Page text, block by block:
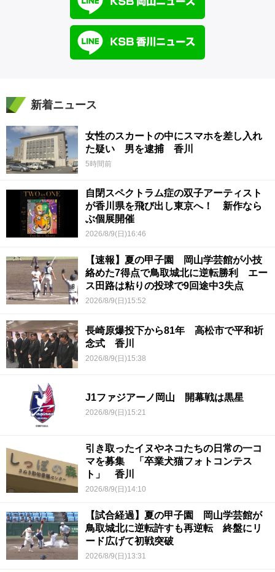
新着ニュース
女性のスカートの中にスマホを差し入れ
た疑い 男を逮捕 香川
5時間前
自閉スペクトラム症の双子アーティスト
が香川県を飛び出し東京へ！ 新作なら
ぶ個展開催
2026/8/9(日)16:46
【速報】夏の甲子園 岡山学芸館が小技
絡めた7得点で鳥取城北に逆転勝利 エー
ス田路は粘りの投球で9回途中3失点
2026/8/9(日)15:52
長崎原爆投下から81年 高松市で平和祈
念式 香川
2026/8/9(日)15:38
J1ファジアーノ岡山 開幕戦は黒星
2026/8/9(日)15:21
引き取ったイヌやネコたちの日常の一コ
マを募集 「卒業犬猫フォトコンテス
ト」 香川
2026/8/9(日)14:10
【試合経過】夏の甲子園 岡山学芸館が
鳥取城北に逆転許すも再逆転 終盤にリ
ード広げて初戦突破
2026/8/9(日)13:31